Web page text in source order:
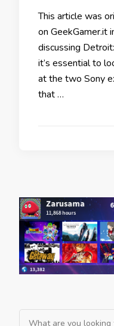
This article was
on GeekGamer.it
discussing
it’s essential to
at the two Sony
that …
Looking